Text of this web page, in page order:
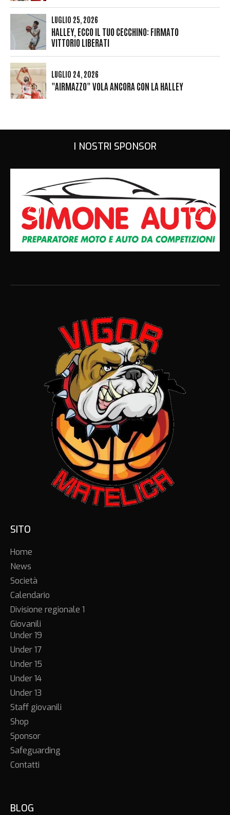
LUGLIO 25, 2026
HALLEY, ECCO IL TUO CECCHINO: FIRMATO
VITTORIO LIBERATI
LUGLIO 24, 2026
"AIRMAZZO" VOLA ANCORA CON LA HALLEY
I NOSTRI SPONSOR
SITO
Home
News
Società
Calendario
Divisione regionale 1
Giovanili
Under 19
Under 17
Under 15
Under 14
Under 13
Staff giovanili
Shop
Sponsor
Safeguarding
Contatti
BLOG